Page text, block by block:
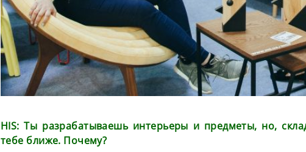
HIS: Ты разрабатываешь интерьеры и предметы, но,
тебе ближе. Почему?